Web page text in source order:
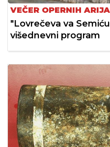
VEČER OPERNIH
"Lovrečeva va
višednevni program